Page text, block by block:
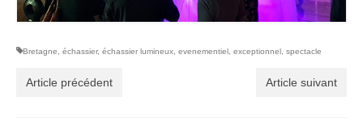
Bretagne échassier, échassier lumineux evenementiel exceptionnel spectacle
Article précédent Article suivant